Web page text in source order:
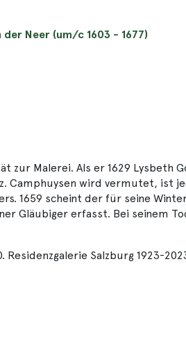
Neer (um/c 1603 - 1677)
zur Malerei. Als er 1629
Camphuysen wird vermutet, ist
1659 scheint der für seine
Gläubiger erfasst. Bei seinem
Salzburg 1923-